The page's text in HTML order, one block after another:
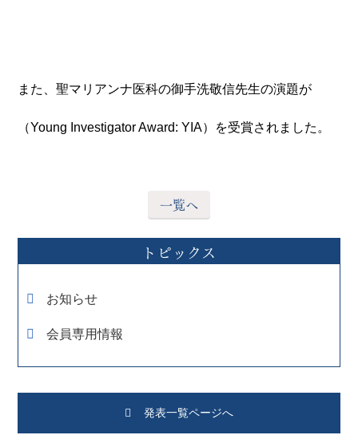
また、聖マリアンナ医科の御手洗敬信先生の演題が
（Young Investigator Award: YIA）を受賞されました。
一覧へ
トピックス
お知らせ
会員専用情報
発表一覧ページへ